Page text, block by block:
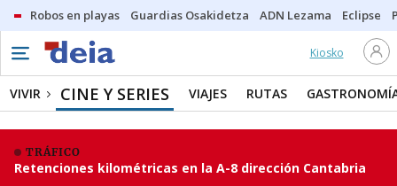
Robos en playas Guardias Osakidetza ADN Lezama Eclipse
Kiosko
VIVIR CINE Y SERIES VIAJES RUTAS
TRÁFICO
Retenciones kilométricas en la A-8 dirección Cantabria